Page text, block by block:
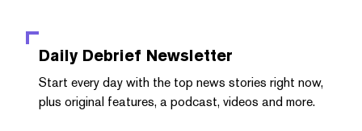
Daily Debrief Newsletter
Start every day with the top news stories right now,
plus original features, a podcast, videos and more.